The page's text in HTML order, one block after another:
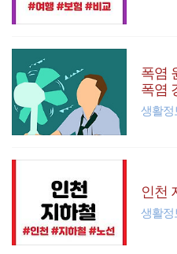
폭염
폭염
생활정
인천
생활정